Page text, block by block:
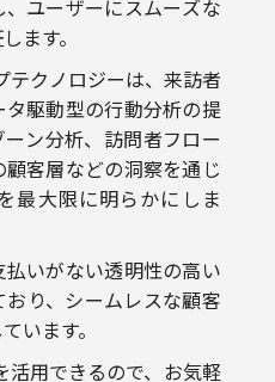
テクノロジーは、来訪者
駆動型の行動分析の提
ン分析、訪問者フロー
客層などの洞察を通じ
最大限に明らかにしま
いがない透明性の高い
り、シームレスな顧客
います。
用できるので、お気軽
。